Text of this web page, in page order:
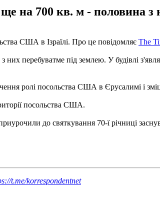
ще на 700 кв. м - половина
США в Ізраїлі. Про це повідомляє The
перебуватме під землею. У будівлі
ролі посольства США в Єрусалимі і
посольства США.
до святкування 70-ї річниці
t.me/korrespondentnet